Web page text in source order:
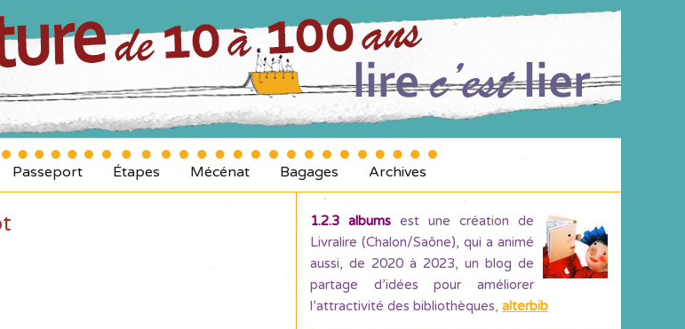
Passeport Étapes Mécénat Bagages Archives
1.2.3 albums est une création de
Livralire (Chalon/Saône), qui a animé
aussi, de 2020 à 2023, un blog de
partage d’idées pour améliorer
l’attractivité des bibliothèques, alterbib